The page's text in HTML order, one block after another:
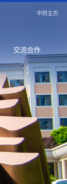
中财主页
交流合作